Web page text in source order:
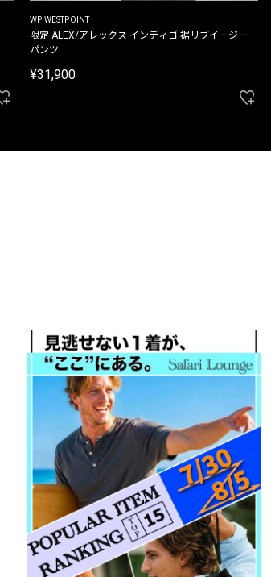
WP WESTPOINT
限定 ALEX/アレックス インディゴ 裾リブイージー
パンツ
¥31,900